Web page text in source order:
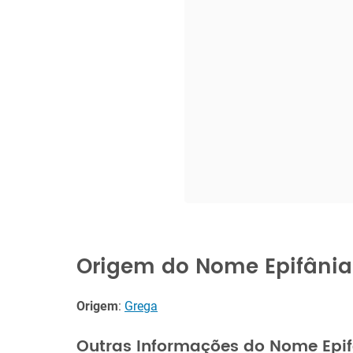
Origem do Nome Epifânia
Origem: Grega
Outras Informações do Nome